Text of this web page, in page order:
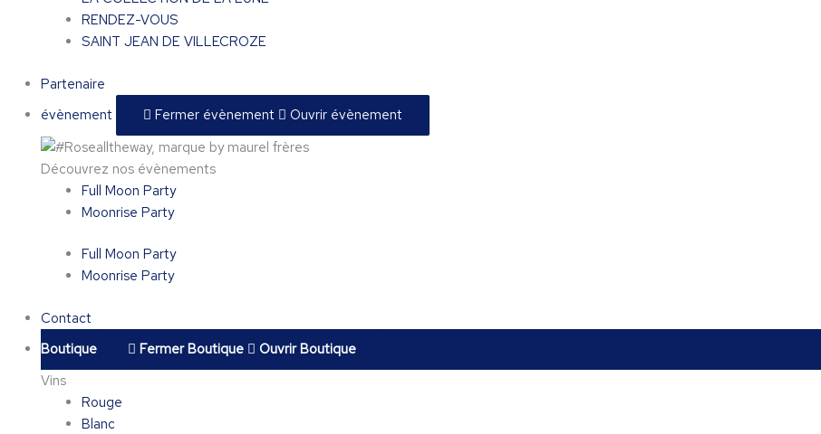
RENDEZ-VOUS
SAINT JEAN DE VILLECROZE
Partenaire
évènement
Fermer évènement Ouvrir évènement
Découvrez nos évènements
Full Moon Party
Moonrise Party
Full Moon Party
Moonrise Party
Contact
Boutique
Fermer Boutique
Ouvrir Boutique
Vins
Rouge
Blanc